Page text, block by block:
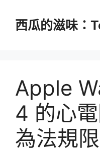
西瓜的滋味：
Apple
4 的心
為法規